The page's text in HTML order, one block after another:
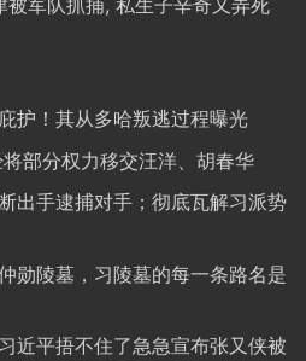
护！其从多哈叛逃过程曝光
部分权力移交汪洋、胡春华
出手逮捕对手；彻底瓦解习派势
勋陵墓，习陵墓的每一条路名是
近平捂不住了急急宣布张又侠被